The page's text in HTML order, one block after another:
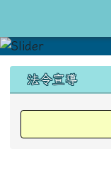
上中區域內容
法令宣導
頁尾區域